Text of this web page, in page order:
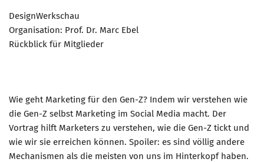
DesignWerkschau
Organisation: Prof. Dr. Marc Ebel
Rückblick für Mitglieder
Wie geht Marketing für den Gen-Z? Indem wir verstehen wie
die Gen-Z selbst Marketing im Social Media macht. Der
Vortrag hilft Marketers zu verstehen, wie die Gen-Z tickt und
wie wir sie erreichen können. Spoiler: es sind völlig andere
Mechanismen als die meisten von uns im Hinterkopf haben.